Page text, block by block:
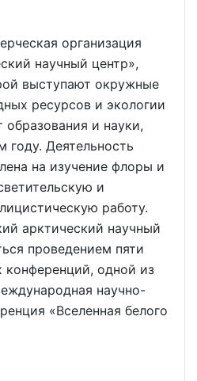
организация
научный центр»,
выступают окружные
ресурсов и экологии
образования и науки,
году. Деятельность
на изучение флоры и
и
работу.
арктический научный
проведением пяти
конференций, одной из
научно-
«Вселенная белого